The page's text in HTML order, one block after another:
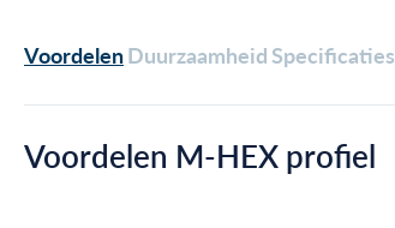
VoordelenDuurzaamheid Specificaties
Voordelen M-HEX profiel